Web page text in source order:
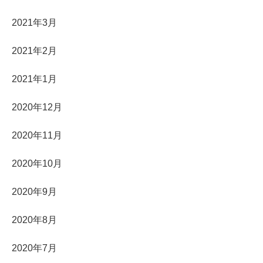
2021年3月
2021年2月
2021年1月
2020年12月
2020年11月
2020年10月
2020年9月
2020年8月
2020年7月